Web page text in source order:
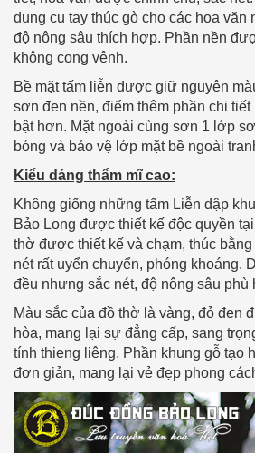
dụng cụ tay thúc gò cho các hoa văn
độ nông sâu thích hợp. Phần nền
không cong vênh.
Bề mặt tấm liễn được giữ nguyên
sơn đen nền, điểm thêm phần chi
bật hơn. Mặt ngoài cùng sơn 1 lớp
bóng và bảo vệ lớp mặt bề ngoài
Kiểu dáng thẩm mĩ cao:
Không giống những tấm Liễn dập
Bảo Long được thiết kế độc quyền
thờ được thiết kế và chạm, thúc
nét rất uyển chuyển, phóng khoáng.
đều nhưng sắc nét, độ nông sâu phù
Màu sắc của đồ thờ là vàng, đỏ đen
hòa, mang lại sự đẳng cấp, sang
tính thieng liêng. Phần khung gỗ tạo
đơn giản, mang lại vẻ đẹp phong